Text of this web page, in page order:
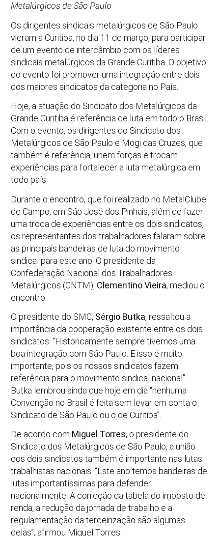
Metalúrgicos de São Paulo
Os dirigentes sindicais metalúrgicos de São Paulo
vieram a Curitiba, no dia 11 de março, para participar
de um evento de intercâmbio com os líderes
sindicais metalúrgicos da Grande Curitiba. O objetivo
do evento foi promover uma integração entre dois
dos maiores sindicatos da categoria no País.
Hoje, a atuação do Sindicato dos Metalúrgicos da
Grande Curitiba é referência de luta em todo o Brasil.
Com o evento, os dirigentes do Sindicato dos
Metalúrgicos de São Paulo e Mogi das Cruzes, que
também é referência, unem forças e trocam
experiências para fortalecer a luta metalúrgica em
todo país.
Durante o encontro, que foi realizado no MetalClube
de Campo, em São José dos Pinhais, além de fazer
uma troca de experiências entre os dois sindicatos,
os representantes dos trabalhadores falaram sobre
as principais bandeiras de luta do movimento
sindical para este ano. O presidente da
Confederação Nacional dos Trabalhadores
Metalúrgicos (CNTM), Clementino Vieira, mediou o
encontro.
O presidente do SMC, Sérgio Butka, ressaltou a
importância da cooperação existente entre os dois
sindicatos. “Historicamente sempre tivemos uma
boa integração com São Paulo. E isso é muito
importante, pois os nossos sindicatos fazem
referência para o movimento sindical nacional”.
Butka lembrou ainda que hoje em dia “nenhuma
Convenção no Brasil é feita sem levar em conta o
Sindicato de São Paulo ou o de Curitiba”.
De acordo com Miguel Torres, o presidente do
Sindicato dos Metalúrgicos de São Paulo, a união
dos dois sindicatos também é importante nas lutas
trabalhistas nacionais. “Este ano temos bandeiras de
lutas importantíssimas para defender
nacionalmente. A correção da tabela do imposto de
renda, a redução da jornada de trabalho e a
regulamentação da terceirização são algumas
delas”, afirmou Miguel Torres.